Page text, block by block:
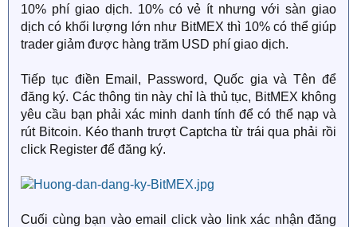
10% phí giao dịch. 10% có vẻ ít nhưng với sàn giao
dịch có khối lượng lớn như BitMEX thì 10% có thể giúp
trader giảm được hàng trăm USD phí giao dịch.
Tiếp tục điền Email, Password, Quốc gia và Tên để
đăng ký. Các thông tin này chỉ là thủ tục, BitMEX không
yêu cầu bạn phải xác minh danh tính để có thể nạp và
rút Bitcoin. Kéo thanh trượt Captcha từ trái qua phải rồi
click Register để đăng ký.
Cuối cùng bạn vào email click vào link xác nhận đăng